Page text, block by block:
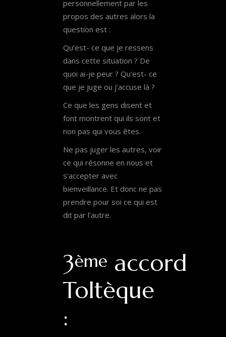
personnellement par les
propos des autres alors la
question est :
Qu’est- ce que je ressens
dans cette situation ? De
quoi ai-je peur ? Qu’est- ce
que je juge ou j’accuse là ?
Ce que les gens disent et
font montrent qui ils sont et
non pas qui vous êtes.
Ne pas juger les autres, voir
ce qui résonne en nous et
s’accepter avec
bienveillance. Et donc ne pas
prendre pour soi ce qui est
dit par l’autre.
3ème accord
Toltèque
: